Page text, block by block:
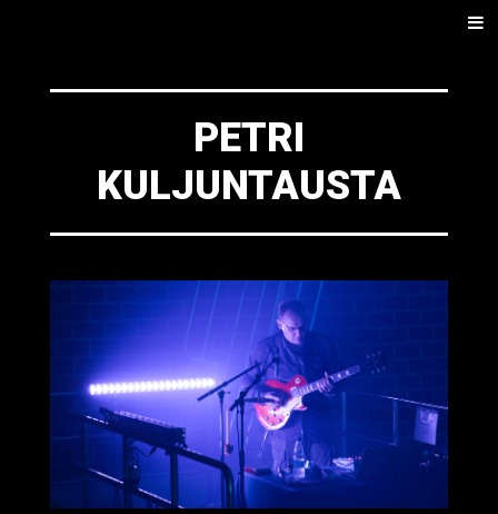
Menu
PETRI
KULJUNTAUSTA